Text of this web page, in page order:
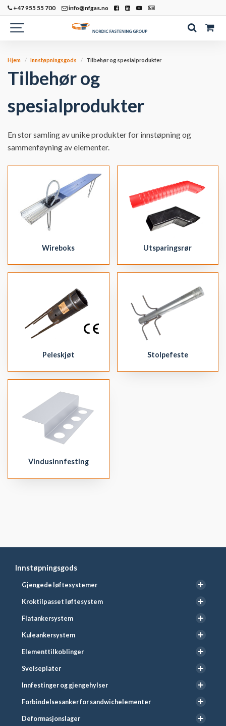
+47 955 55 700 info@nfgas.no
Innstøpningsgods
Gjengede løftesystemer
Kroktilpasset løftesystem
Flatankersystem
Kuleankersystem
Elementtilkoblinger
Sveiseplater
Innfestinger og gjengehylser
Forbindelsesanker for sandwichelementer
Deformasjonslager
Hjem Innstøpningsgods Tilbehør og spesialprodukter
Tilbehør og
spesialprodukter
En stor samling av unike produkter for innstøpning og
sammenføyning av elementer.
Wireboks Utsparingsrør
Peleskjøt Stolpefeste
Vindusinnfesting